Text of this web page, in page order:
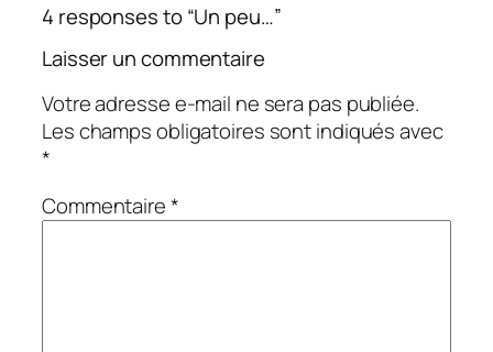
4 responses to “Un peu…”
Laisser un commentaire
Votre adresse e-mail ne sera pas publiée.
Les champs obligatoires sont indiqués avec
*
Commentaire*